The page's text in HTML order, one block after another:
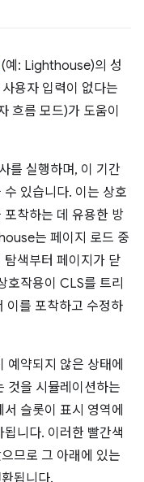
(예: Lighthouse)의 성
용자 입력이 없다는
흐름 모드)가 도움이
를 실행하며, 이 기간
있습니다. 이는 상호
착하는 데 유용한 방
는 페이지 로드 중
색부터 페이지가 닫
호작용이 CLS를 트리
를 포착하고 수정하
예약되지 않은 상태에
것을 시뮬레이션하는
슬롯이 표시 영역에
니다. 이러한 빨간색
므로 그 아래에 있는
됩니다.